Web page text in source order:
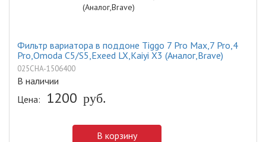
Фильтр вариатора в поддоне Tiggo 7 Pro Max,7 Pro,4
Pro,Omoda C5/S5,Exeed LX,Kaiyi X3 (Аналог,Brave)
025CHA-1506400
В наличии
Цена:
1200 руб.
В корзину